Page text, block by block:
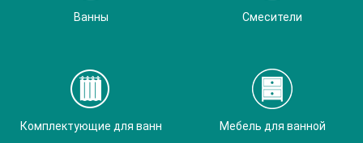
Ванны Смесители
Комплектующие для ванн Мебель для ванной